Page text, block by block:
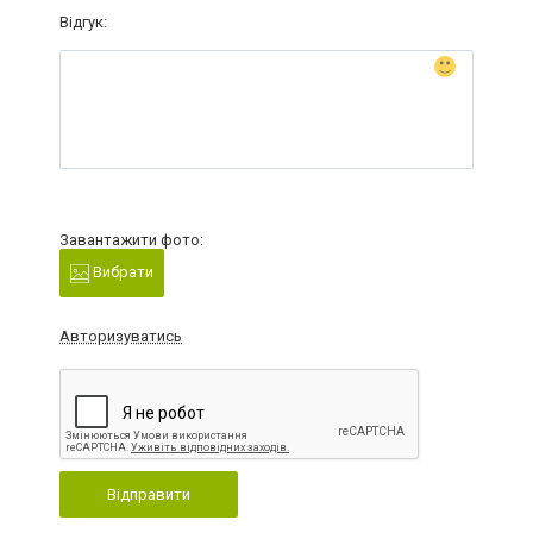
Відгук:
Завантажити фото:
Вибрати
Авторизуватись
Відправити